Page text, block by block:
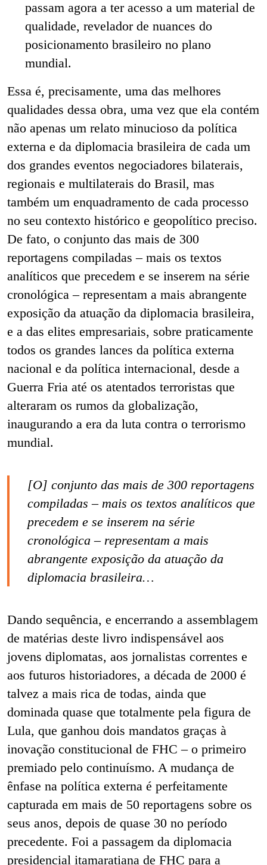
passam agora a ter acesso a um material de
qualidade, revelador de nuances do
posicionamento brasileiro no plano
mundial.
Essa é, precisamente, uma das melhores
qualidades dessa obra, uma vez que ela contém
não apenas um relato minucioso da política
externa e da diplomacia brasileira de cada um
dos grandes eventos negociadores bilaterais,
regionais e multilaterais do Brasil, mas
também um enquadramento de cada processo
no seu contexto histórico e geopolítico preciso.
De fato, o conjunto das mais de 300
reportagens compiladas – mais os textos
analíticos que precedem e se inserem na série
cronológica – representam a mais abrangente
exposição da atuação da diplomacia brasileira,
e a das elites empresariais, sobre praticamente
todos os grandes lances da política externa
nacional e da política internacional, desde a
Guerra Fria até os atentados terroristas que
alteraram os rumos da globalização,
inaugurando a era da luta contra o terrorismo
mundial.
[O] conjunto das mais de 300 reportagens
compiladas – mais os textos analíticos que
precedem e se inserem na série
cronológica – representam a mais
abrangente exposição da atuação da
diplomacia brasileira…
Dando sequência, e encerrando a assemblagem
de matérias deste livro indispensável aos
jovens diplomatas, aos jornalistas correntes e
aos futuros historiadores, a década de 2000 é
talvez a mais rica de todas, ainda que
dominada quase que totalmente pela figura de
Lula, que ganhou dois mandatos graças à
inovação constitucional de FHC – o primeiro
premiado pelo continuísmo. A mudança de
ênfase na política externa é perfeitamente
capturada em mais de 50 reportagens sobre os
seus anos, depois de quase 30 no período
precedente. Foi a passagem da diplomacia
presidencial itamaratiana de FHC para a